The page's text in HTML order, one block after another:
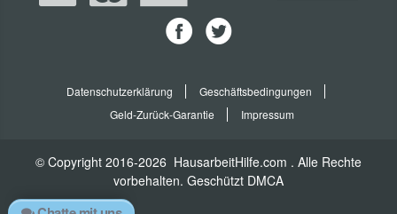
Datenschutzerklärung
Geschäftsbedingungen
Geld-Zurück-Garantie
Impressum
© Copyright 2016-2026 HausarbeitHilfe.com . Alle Rechte
vorbehalten. Geschützt DMCA